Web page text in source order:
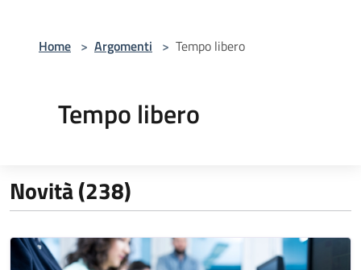
Home > Argomenti > Tempo libero
Tempo libero
Novità (238)